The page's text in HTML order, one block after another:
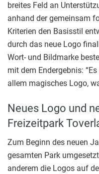
breites Feld an
anhand der gemeinsam
Kriterien den Basisstil
durch das neue Logo
Wort- und Bildmarke
mit dem Endergebnis:
allem magisches Logo,
Neues Logo und
Freizeitpark
Zum Beginn des neuen
gesamten Park
anderem die Logos auf